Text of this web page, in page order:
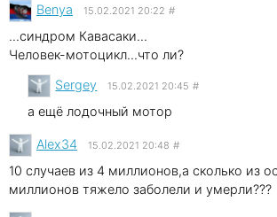
Benya 15.02.2021 20:22 #
...синдром Кавасаки...
Человек-мотоцикл...что ли?
Sergey 15.02.2021 20:45 #
а ещё лодочный мотор
Alex34 15.02.2021 20:48 #
10 случаев из 4 миллионов,а сколько из
миллионов тяжело заболели и умерли???